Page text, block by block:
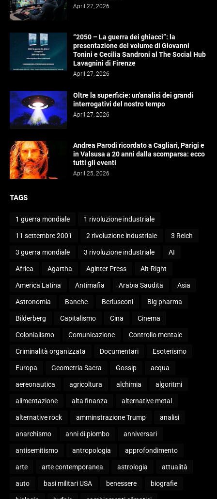
April 27, 2026
“2050 – La guerra dei ghiacci”: la
presentazione del volume di Giovanni
Tonini e Cecilia Sandroni al The Social Hub
Lavagnini di Firenze
April 27, 2026
Oltre la superficie: un'analisi dei grandi
interrogativi del nostro tempo
April 27, 2026
Andrea Parodi ricordato a Cagliari, Parigi e
in Valsusa a 20 anni dalla scomparsa: ecco
tutti gli eventi
April 25, 2026
TAGS
1 guerra mondiale 1 rivoluzione industriale
11 settembre 2001 2 rivoluzione industriale 3 Reich
3 guerra mondiale 3 rivoluzione industriale AI
Africa Agartha Aginter Press Alt-Right
America Latina Antimafia Arabia Saudita Asia
Astronomia Banche Berlusconi Big pharma
Bilderberg Capitalismo Cina Cinema
Colonialismo Comunicazione Controllo mentale
Criminalità organizzata Documentari Esoterismo
Europa Geometria Sacra Gossip acqua
aereonautica agricoltura alchimia algoritmi
alimentazione alta finanza alternative metal
alternative rock amminstrazione Trump analisi
anarchismo anni di piombo anniversari
antisemitismo antropologia approfondimento
arte arte contemporanea astrologia attualità
auto basi militari USA benessere biografie